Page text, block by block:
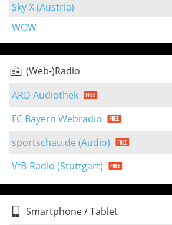
Sky X (Austria)
WOW
(Web-)Radio
ARD Audiothek
FC Bayern Webradio
sportschau.de (Audio)
VfB-Radio (Stuttgart)
Smartphone / Tablet